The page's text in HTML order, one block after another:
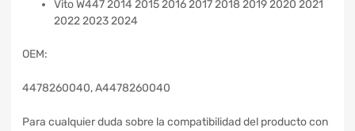
Vito W447 2014 2015 2016 2017 2018 2019 2020 2021
2022 2023 2024
OEM:
4478260040, A4478260040
Para cualquier duda sobre la compatibilidad del producto con